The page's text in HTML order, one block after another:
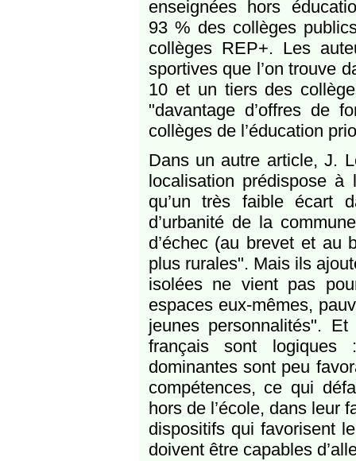
enseignées hors
93 % des collèges
collèges REP+. Les
sportives que l’on trouve
10 et un tiers des
"davantage d’offres de
collèges de l’éducation
Dans un autre article, J.
localisation prédispose
qu’un très faible écart
d’urbanité de la
d’échec (au brevet et au
plus rurales". Mais ils
isolées ne vient pas
espaces eux-mêmes,
jeunes personnalités".
français sont logiques
dominantes sont peu
compétences, ce qui
hors de l’école, dans leur
dispositifs qui favorisent
doivent être capables